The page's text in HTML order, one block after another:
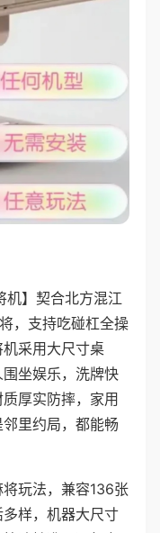
机】契合北方混江
，支持吃碰杠全操
采用大尺寸桌
坐娱乐，洗牌快
厚实防摔，家用
里约局，都能畅
玩法，兼容136张
样，机器大尺寸